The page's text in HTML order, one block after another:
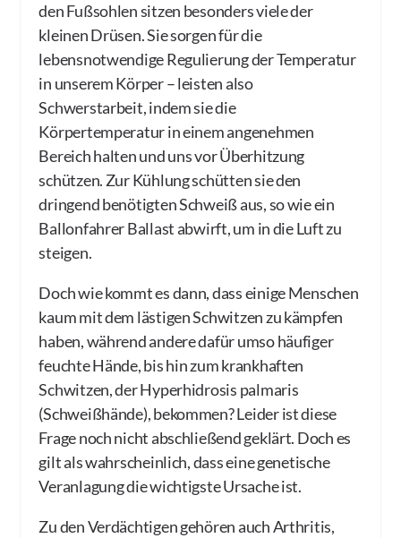
den Fußsohlen sitzen besonders viele der
kleinen Drüsen. Sie sorgen für die
lebensnotwendige Regulierung der Temperatur
in unserem Körper – leisten also
Schwerstarbeit, indem sie die
Körpertemperatur in einem angenehmen
Bereich halten und uns vor Überhitzung
schützen. Zur Kühlung schütten sie den
dringend benötigten Schweiß aus, so wie ein
Ballonfahrer Ballast abwirft, um in die Luft zu
steigen.
Doch wie kommt es dann, dass einige Menschen
kaum mit dem lästigen Schwitzen zu kämpfen
haben, während andere dafür umso häufiger
feuchte Hände, bis hin zum krankhaften
Schwitzen, der Hyperhidrosis palmaris
(Schweißhände), bekommen? Leider ist diese
Frage noch nicht abschließend geklärt. Doch es
gilt als wahrscheinlich, dass eine genetische
Veranlagung die wichtigste Ursache ist.
Zu den Verdächtigen gehören auch Arthritis,